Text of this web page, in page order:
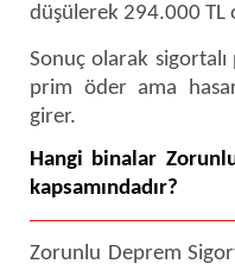
düşülerek 294.000 TL
Sonuç olarak sigortalı
prim öder ama
girer.
Hangi binalar
kapsamındadır?
Zorunlu Deprem